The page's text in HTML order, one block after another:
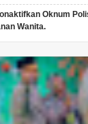
Oknum
Wanita.